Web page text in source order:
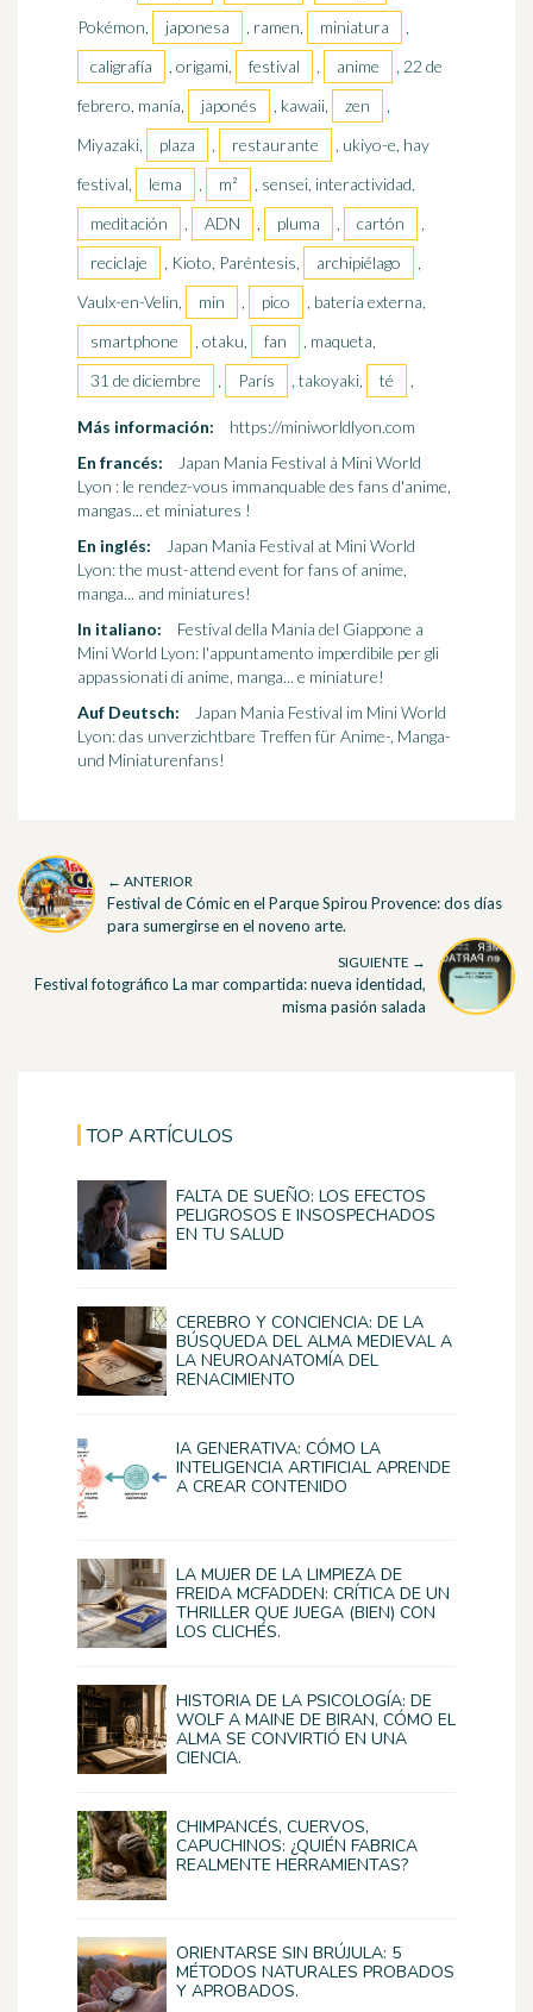
Pokémon,
japonesa , ramen, miniatura
,
caligrafía
, origami, festival , anime
, 22 de
febrero, manía,
japonés , kawaii, zen
,
Miyazaki,
plaza , restaurante
, ukiyo-e, hay
festival,
lema , m²
, sensei, interactividad,
meditación
, ADN , pluma , cartón
,
reciclaje
, Kioto, Paréntesis, archipiélago
,
Vaulx-en-Velin,
min , pico
, batería externa,
smartphone
, otaku, fan
, maqueta,
31 de diciembre
, París , takoyaki, té ,
Más información:
https://miniworldlyon.com
En francés:
Japan Mania Festival à Mini World
Lyon : le rendez-vous immanquable des fans d'anime,
mangas... et miniatures !
En inglés:
Japan Mania Festival at Mini World
Lyon: the must-attend event for fans of anime,
manga... and miniatures!
In italiano:
Festival della Mania del Giappone a
Mini World Lyon: l'appuntamento imperdibile per gli
appassionati di anime, manga... e miniature!
Auf Deutsch:
Japan Mania Festival im Mini World
Lyon: das unverzichtbare Treffen für Anime-, Manga-
und Miniaturenfans!
← ANTERIOR
Festival de Cómic en el Parque Spirou Provence: dos días
para sumergirse en el noveno arte.
SIGUIENTE →
Festival fotográfico La mar compartida: nueva identidad,
misma pasión salada
TOP ARTÍCULOS
FALTA DE SUEÑO: LOS EFECTOS
PELIGROSOS E INSOSPECHADOS
EN TU SALUD
CEREBRO Y CONCIENCIA: DE LA
BÚSQUEDA DEL ALMA MEDIEVAL A
LA NEUROANATOMÍA DEL
RENACIMIENTO
IA GENERATIVA: CÓMO LA
INTELIGENCIA ARTIFICIAL APRENDE
A CREAR CONTENIDO
LA MUJER DE LA LIMPIEZA DE
FREIDA MCFADDEN: CRÍTICA DE UN
THRILLER QUE JUEGA (BIEN) CON
LOS CLICHÉS.
HISTORIA DE LA PSICOLOGÍA: DE
WOLF A MAINE DE BIRAN, CÓMO EL
ALMA SE CONVIRTIÓ EN UNA
CIENCIA.
CHIMPANCÉS, CUERVOS,
CAPUCHINOS: ¿QUIÉN FABRICA
REALMENTE HERRAMIENTAS?
ORIENTARSE SIN BRÚJULA: 5
MÉTODOS NATURALES PROBADOS
Y APROBADOS.